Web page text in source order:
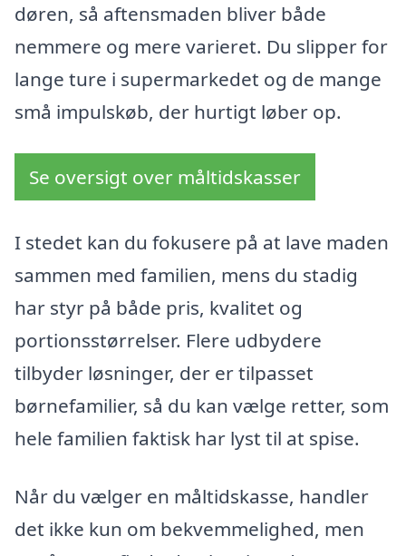
døren, så aftensmaden bliver både
nemmere og mere varieret. Du slipper for
lange ture i supermarkedet og de mange
små impulskøb, der hurtigt løber op.
Se oversigt over måltidskasser
I stedet kan du fokusere på at lave maden
sammen med familien, mens du stadig
har styr på både pris, kvalitet og
portionsstørrelser. Flere udbydere
tilbyder løsninger, der er tilpasset
børnefamilier, så du kan vælge retter, som
hele familien faktisk har lyst til at spise.
Når du vælger en måltidskasse, handler
det ikke kun om bekvemmelighed, men